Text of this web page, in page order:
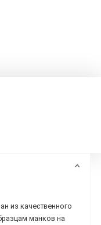
из качественного
манков на